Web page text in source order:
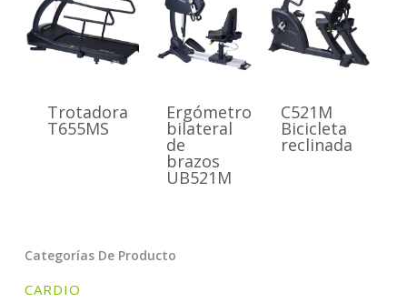
Trotadora
T655MS
Ergómetro
bilateral
de
brazos
UB521M
C521M
Bicicleta
reclinada
Categorías De Producto
CARDIO